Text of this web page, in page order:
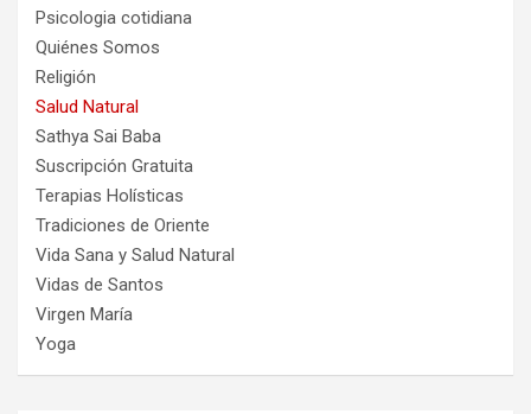
Psicologia cotidiana
Quiénes Somos
Religión
Salud Natural
Sathya Sai Baba
Suscripción Gratuita
Terapias Holísticas
Tradiciones de Oriente
Vida Sana y Salud Natural
Vidas de Santos
Virgen María
Yoga